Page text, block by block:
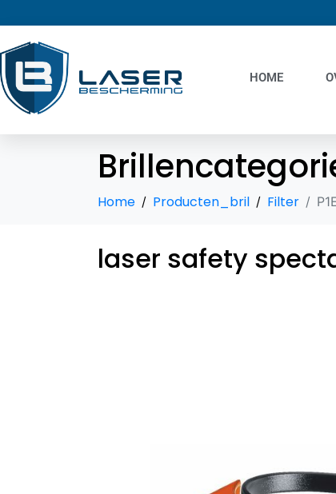
HOME
Home Producten_bril Filter
laser safety